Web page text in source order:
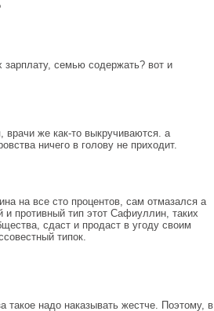
зарплату, семью содержать? вот и
врачи же как-то выкручиваются. а
ничего в голову не приходит.
на все сто процентов, сам отмазался а
и противный тип этот Сафиуллин, таких
сдаст и продаст в угоду своим
типок.
такое надо наказывать жестче. Поэтому, в